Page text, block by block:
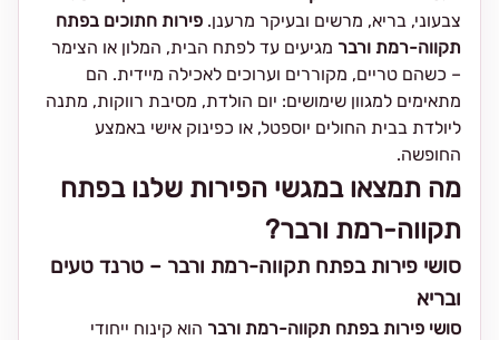
צבעוני, בריא, מרשים ובעיקר מרענן. פירות חתוכים בפתח
תקווה-רמת ורבר מגיעים עד לפתח הבית, המלון או הצימר
– כשהם טריים, מקוררים וערוכים לאכילה מיידית. הם
מתאימים למגוון שימושים: יום הולדת, מסיבת רווקות, מתנה
ליולדת בבית החולים יוספטל, או כפינוק אישי באמצע
החופשה.
מה תמצאו במגשי הפירות שלנו בפתח
תקווה-רמת ורבר?
סושי פירות בפתח תקווה-רמת ורבר – טרנד טעים
ובריא
סושי פירות בפתח תקווה-רמת ורבר הוא קינוח ייחודי